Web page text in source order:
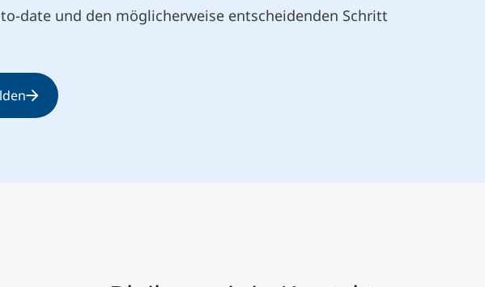
to-date und den möglicherweise entscheidenden Schritt